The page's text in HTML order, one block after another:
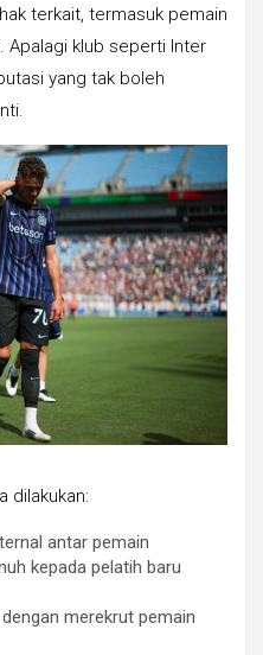
terkait, termasuk pemain
Apalagi klub seperti Inter
yang tak boleh
dilakukan:
antar pemain
kepada pelatih baru
merekrut pemain